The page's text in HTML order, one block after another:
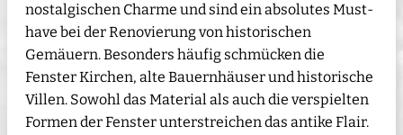
nostalgischen Charme und sind ein absolutes Must-
have bei der Renovierung von historischen
Gemäuern. Besonders häufig schmücken die
Fenster Kirchen, alte Bauernhäuser und historische
Villen. Sowohl das Material als auch die verspielten
Formen der Fenster unterstreichen das antike Flair.